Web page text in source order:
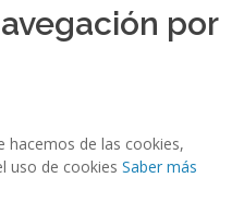
por
hacemos de las cookies,
uso de cookies Saber más